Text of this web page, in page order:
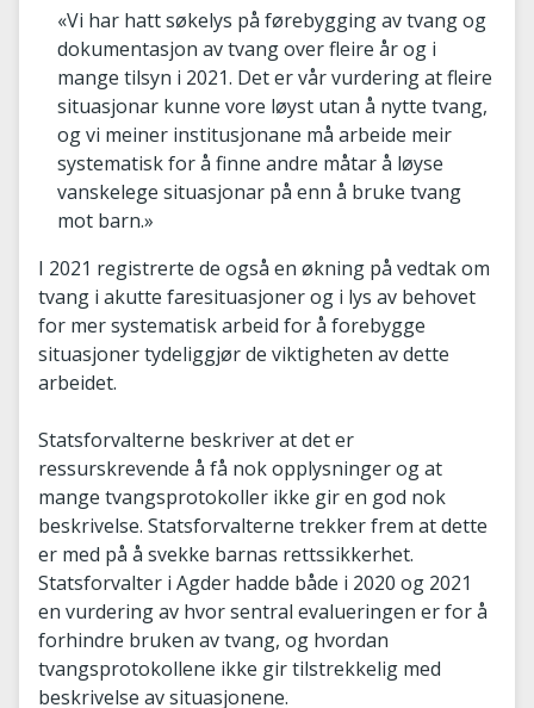
«Vi har hatt søkelys på førebygging av tvang og
dokumentasjon av tvang over fleire år og i
mange tilsyn i 2021. Det er vår vurdering at fleire
situasjonar kunne vore løyst utan å nytte tvang,
og vi meiner institusjonane må arbeide meir
systematisk for å finne andre måtar å løyse
vanskelege situasjonar på enn å bruke tvang
mot barn.»
I 2021 registrerte de også en økning på vedtak om
tvang i akutte faresituasjoner og i lys av behovet
for mer systematisk arbeid for å forebygge
situasjoner tydeliggjør de viktigheten av dette
arbeidet.
Statsforvalterne beskriver at det er
ressurskrevende å få nok opplysninger og at
mange tvangsprotokoller ikke gir en god nok
beskrivelse. Statsforvalterne trekker frem at dette
er med på å svekke barnas rettssikkerhet.
Statsforvalter i Agder hadde både i 2020 og 2021
en vurdering av hvor sentral evalueringen er for å
forhindre bruken av tvang, og hvordan
tvangsprotokollene ikke gir tilstrekkelig med
beskrivelse av situasjonene.